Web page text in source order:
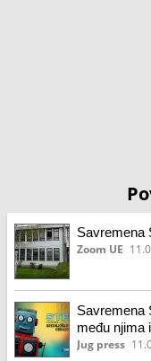
Savremena
Zoom UE
Savremena
među njima
Jug press